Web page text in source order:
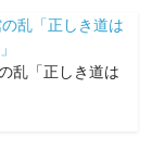
乱「正しき道は